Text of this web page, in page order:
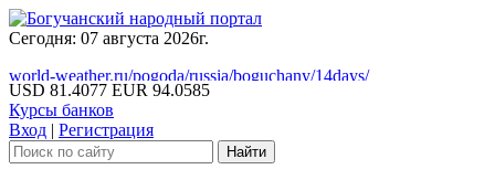
Сегодня: 07 августа 2026г.
world-weather.ru/pogoda/russia/boguchany/14days/
USD 81.4077 EUR 94.0585
Курсы банков
Вход | Регистрация